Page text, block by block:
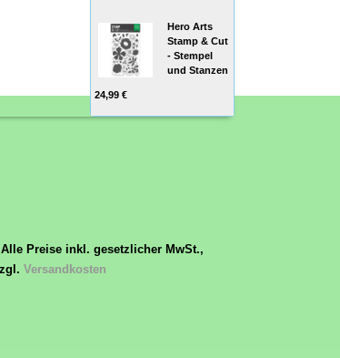
Hero Arts
Stamp & Cut
- Stempel
und Stanzen
24,99 €
Preise inkl. gesetzlicher MwSt.,
Versandkosten